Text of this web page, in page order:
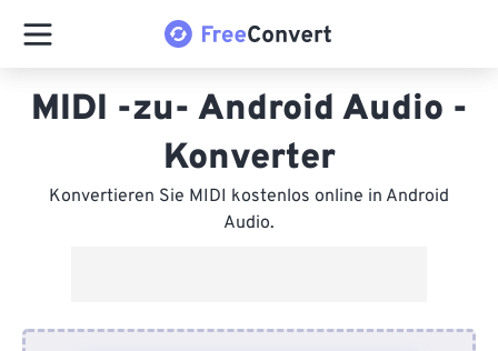
MIDI -zu- Android Audio -
Konverter
Konvertieren Sie MIDI kostenlos online in Android
Audio.